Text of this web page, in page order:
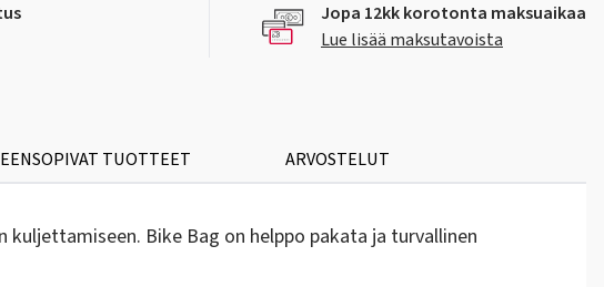
Jopa 12kk korotonta maksuaikaa
Lue lisää maksutavoista
TUOTTEET ARVOSTELUT
Bike Bag on helppo pakata ja turvallinen